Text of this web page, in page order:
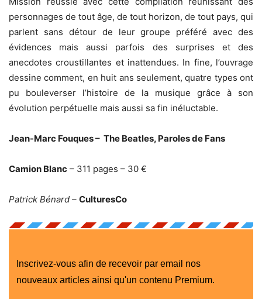
personnages de tout âge, de tout horizon, de tout pays, qui
parlent sans détour de leur groupe préféré avec des
évidences mais aussi parfois des surprises et des
anecdotes croustillantes et inattendues. In fine, l’ouvrage
dessine comment, en huit ans seulement, quatre types ont
pu bouleverser l’histoire de la musique grâce à son
évolution perpétuelle mais aussi sa fin inéluctable.
Jean-Marc Fouques – The Beatles, Paroles de Fans
Camion Blanc – 311 pages – 30 €
Patrick Bénard – CulturesCo
Inscrivez-vous afin de recevoir par email nos
nouveaux articles ainsi qu'un contenu Premium.